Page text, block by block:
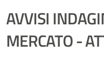
AVVISI
MERCATO -